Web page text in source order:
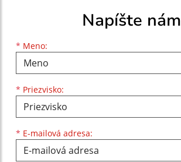
Napíšte nám
* Meno:
Meno
* Priezvisko:
Priezvisko
* E-mailová adresa:
E-mailová adresa